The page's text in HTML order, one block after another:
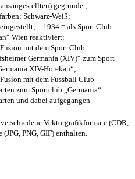
gegründet;
Schwarz-Weiß;
– 1934 = als Sport Club
Wien reaktiviert;
mit dem Sport Club
Germania (XIV)“ zum Sport
XIV-Horekan“;
mit dem Fussball Club
zum Sportclub „Germania“
und dabei aufgegangen
Vektorgrafikformate (CDR,
PNG, GIF) enthalten.